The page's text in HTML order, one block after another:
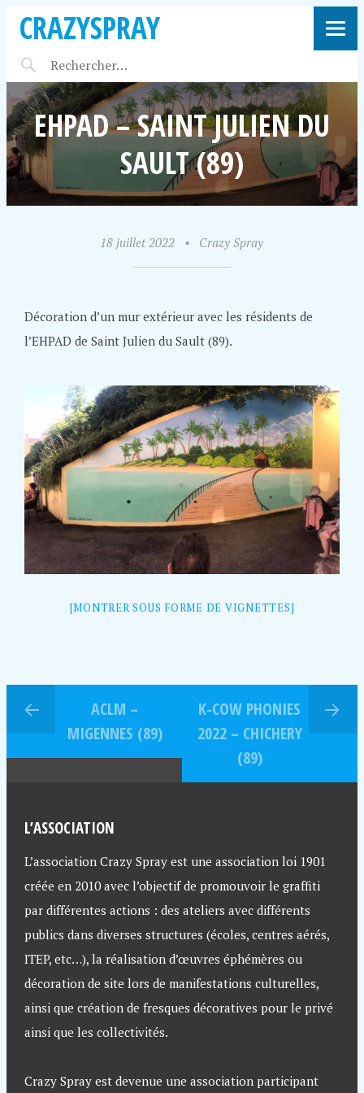
CRAZYSPRAY
EHPAD – SAINT JULIEN DU
SAULT (89)
18 juillet 2022 • Crazy Spray
Décoration d’un mur extérieur avec les résidents de
l’EHPAD de Saint Julien du Sault (89).
[MONTRER SOUS FORME DE VIGNETTES]
ACLM –
MIGENNES (89)
K-COW PHONIES
2022 – CHICHERY
(89)
L’ASSOCIATION
L’association Crazy Spray est une association loi 1901
créée en 2010 avec l’objectif de promouvoir le graffiti
par différentes actions : des ateliers avec différents
publics dans diverses structures (écoles, centres aérés,
ITEP, etc…), la réalisation d’œuvres éphémères ou
décoration de site lors de manifestations culturelles,
ainsi que création de fresques décoratives pour le privé
ainsi que les collectivités.
Crazy Spray est devenue une association participant